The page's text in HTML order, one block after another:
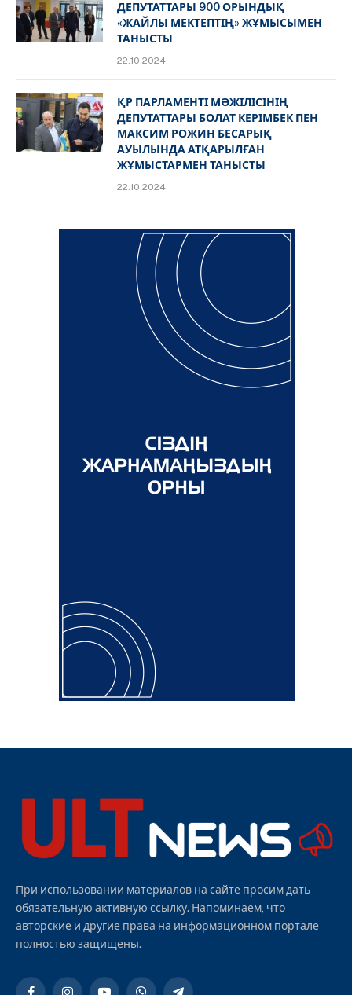
ДЕПУТАТТАРЫ 900 ОРЫНДЫҚ
«ЖАЙЛЫ МЕКТЕПТІҢ» ЖҰМЫСЫМЕН
ТАНЫСТЫ
22.10.2024
ҚР ПАРЛАМЕНТІ МӘЖІЛІСІНІҢ
ДЕПУТАТТАРЫ БОЛАТ КЕРІМБЕК ПЕН
МАКСИМ РОЖИН БЕСАРЫҚ
АУЫЛЫНДА АТҚАРЫЛҒАН
ЖҰМЫСТАРМЕН ТАНЫСТЫ
22.10.2024
При использовании материалов на сайте просим дать
обязательную активную ссылку. Напоминаем, что
авторские и другие права на информационном портале
полностью защищены.